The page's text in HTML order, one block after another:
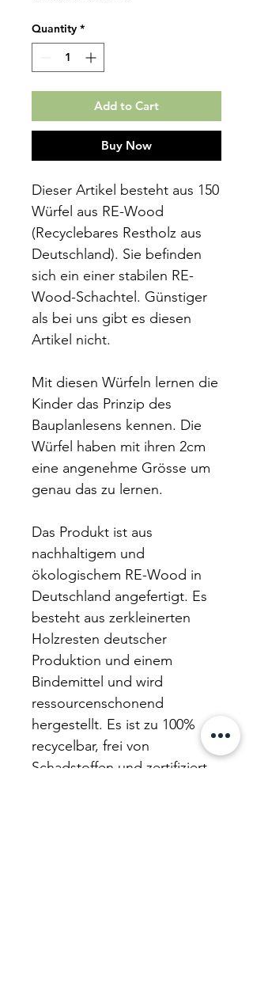
Quantity *
Add to Cart
Buy Now
Dieser Artikel besteht aus 150
Würfel aus RE-Wood
(Recyclebares Restholz aus
Deutschland). Sie befinden
sich ein einer stabilen RE-
Wood-Schachtel. Günstiger
als bei uns gibt es diesen
Artikel nicht.
Mit diesen Würfeln lernen die
Kinder das Prinzip des
Bauplanlesens kennen. Die
Würfel haben mit ihren 2cm
eine angenehme Grösse um
genau das zu lernen.
Das Produkt ist aus
nachhaltigem und
ökologischem RE-Wood in
Deutschland angefertigt. Es
besteht aus zerkleinerten
Holzresten deutscher
Produktion und einem
Bindemittel und wird
ressourcenschonend
hergestellt. Es ist zu 100%
recycelbar, frei von
Schadstoffen und zertifiziert.